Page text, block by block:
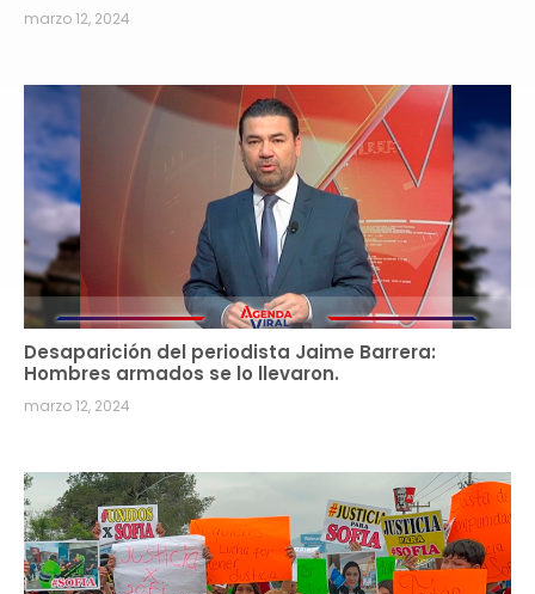
marzo 12, 2024
Desaparición del periodista Jaime Barrera:
Hombres armados se lo llevaron.
marzo 12, 2024